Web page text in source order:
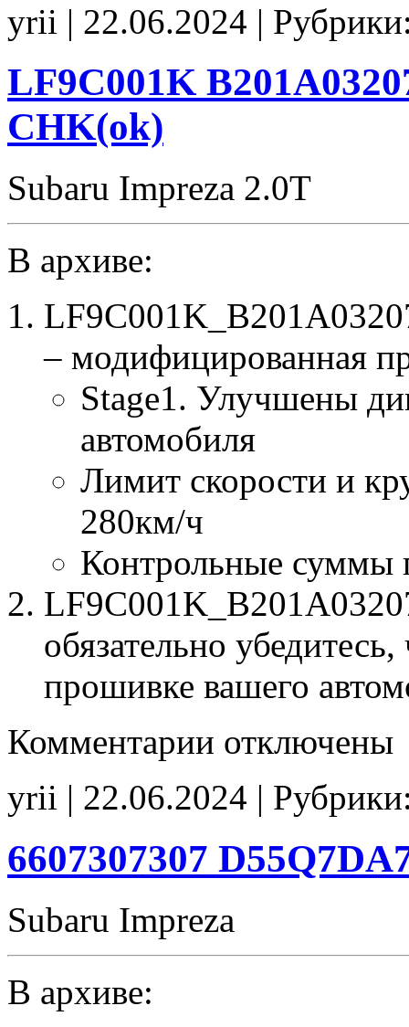
EGR_off
CHK(fix)
yrii | 22.06.2024 |
LF9C001K
CHK(ok)
Subaru Impreza 2.0T
В архиве:
– модифицированная
Stage1. Улучшены
автомобиля
Лимит скорости и
280км/ч
Контрольные суммы
обязательно
прошивке вашего
Комментарии записи
Stage1
SpLimCruise_280
отключены
yrii | 22.06.2024 |
6607307307
Subaru Impreza
В архиве: